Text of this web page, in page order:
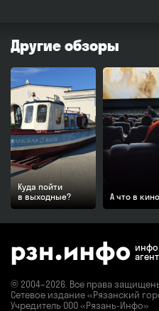
Другие обзоры
Куда пойти
в выходные?
А что в
© 2004–2026. Все права
Сетевое издание «Рязанский
Учредитель ООО «Рязань-Инфо»